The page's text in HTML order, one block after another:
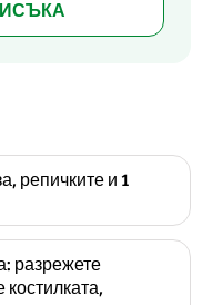
репичките и 1
разрежете